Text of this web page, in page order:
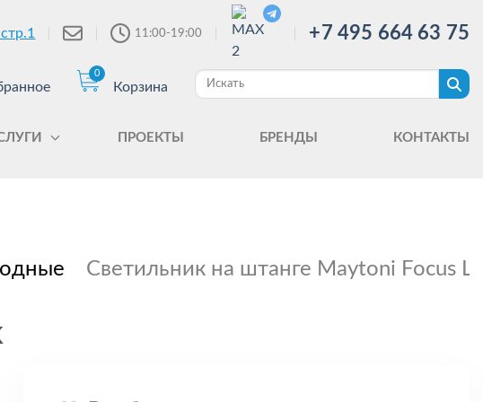
11:00-19:00 +7 495 664 63 75
0
Корзина
ПРОЕКТЫ БРЕНДЫ КОНТАКТЫ
Светильник на штанге Maytoni Focus